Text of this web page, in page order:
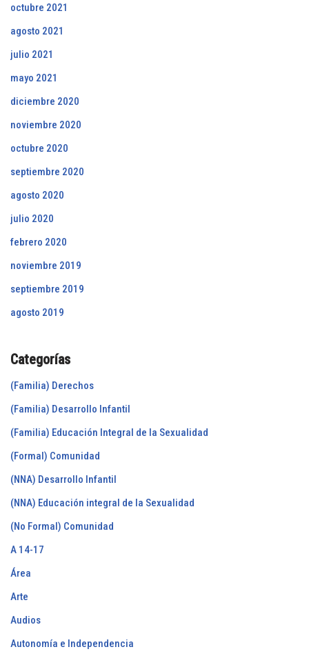
octubre 2021
agosto 2021
julio 2021
mayo 2021
diciembre 2020
noviembre 2020
octubre 2020
septiembre 2020
agosto 2020
julio 2020
febrero 2020
noviembre 2019
septiembre 2019
agosto 2019
Categorías
(Familia) Derechos
(Familia) Desarrollo Infantil
(Familia) Educación Integral de la Sexualidad
(Formal) Comunidad
(NNA) Desarrollo Infantil
(NNA) Educación integral de la Sexualidad
(No Formal) Comunidad
A 14-17
Área
Arte
Audios
Autonomía e Independencia